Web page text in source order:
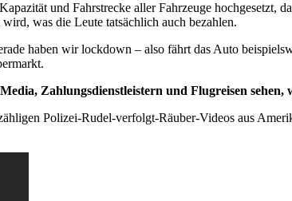
und Fahrstrecke aller Fahrzeuge hochgesetzt,
was die Leute tatsächlich auch bezahlen.
haben wir lockdown – also fährt das Auto
Zahlungsdienstleistern und Flugreisen
Polizei-Rudel-verfolgt-Räuber-Videos aus